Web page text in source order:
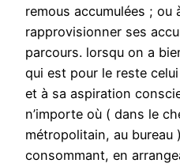
remous accumulées ; ou
rapprovisionner ses
parcours. lorsqu on a
qui est pour le reste
et à sa aspiration
n’importe où ( dans le
métropolitain, au bureau
consommant, en